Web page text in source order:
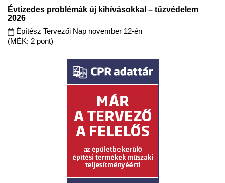
Évtizedes problémák új kihívásokkal – tűzvédelem
2026
Építész Tervezői Nap november 12-én
(MÉK: 2 pont)